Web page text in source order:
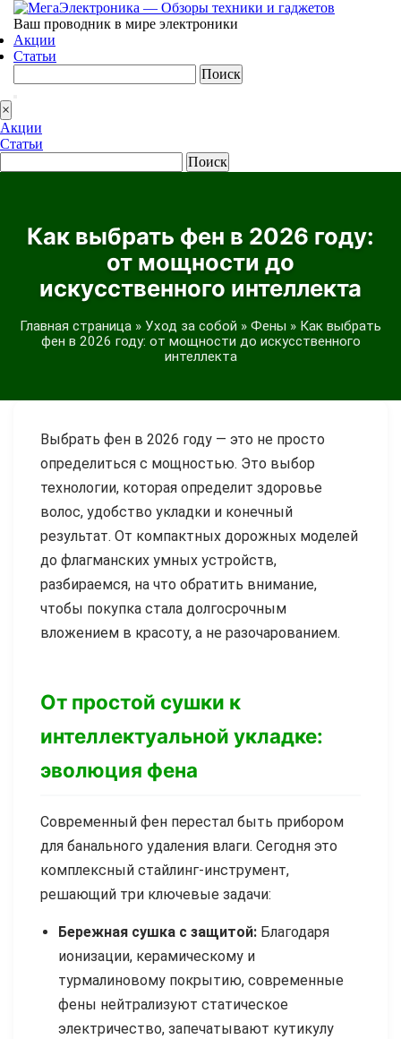
Ваш проводник в мире электроники
Акции
Статьи
×
Акции
Статьи
Как выбрать фен в 2026 году:
от мощности до
искусственного интеллекта
Главная страница » Уход за собой » Фены » Как выбрать
фен в 2026 году: от мощности до искусственного
интеллекта
Выбрать фен в 2026 году — это не просто
определиться с мощностью. Это выбор
технологии, которая определит здоровье
волос, удобство укладки и конечный
результат. От компактных дорожных моделей
до флагманских умных устройств,
разбираемся, на что обратить внимание,
чтобы покупка стала долгосрочным
вложением в красоту, а не разочарованием.
От простой сушки к
интеллектуальной укладке:
эволюция фена
Современный фен перестал быть прибором
для банального удаления влаги. Сегодня это
комплексный стайлинг-инструмент,
решающий три ключевые задачи:
Бережная сушка с защитой: Благодаря
ионизации, керамическому и
турмалиновому покрытию, современные
фены нейтрализуют статическое
электричество, запечатывают кутикулу